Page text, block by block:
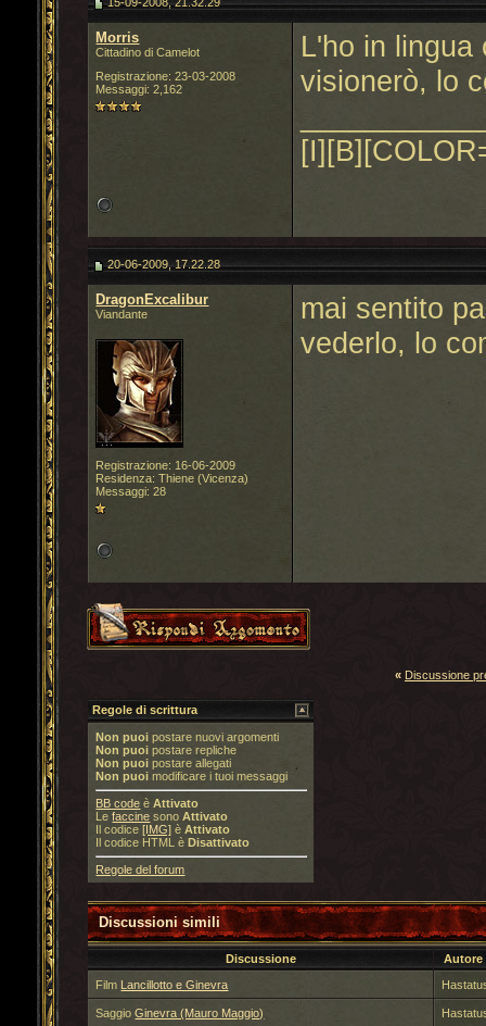
Morris
Cittadino di Camelot
Registrazione: 23-03-2008
Messaggi: 2,162
L'ho in lingua
visionerò, lo
20-06-2009, 17.22.28
DragonExcalibur
Viandante
Registrazione: 16-06-2009
Residenza: Thiene (Vicenza)
Messaggi: 28
mai sentito
vederlo, lo
« Discussione
Regole di scrittura
Non puoi postare nuovi argomenti
Non puoi postare repliche
Non puoi postare allegati
Non puoi modificare i tuoi messaggi
BB code èAttivato
Lefaccine sonoAttivato
Il codice[IMG] èAttivato
Il codice HTML èDisattivato
Regole del forum
Discussioni simili
Discussione
Autore
Film Lancillotto e Ginevra
SaggioGinevra (Mauro Maggio)